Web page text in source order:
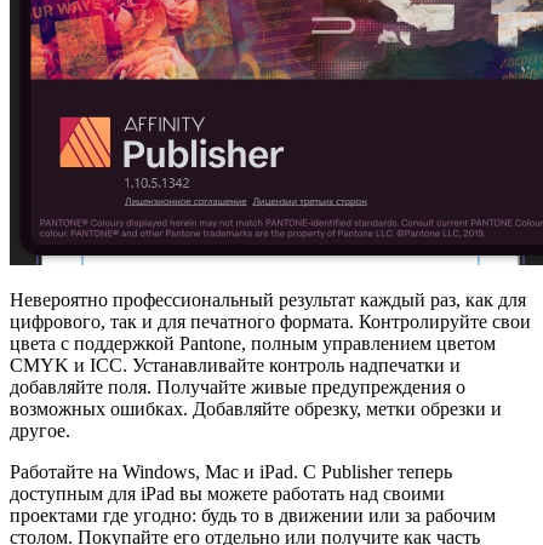
Невероятно профессиональный результат каждый раз, как для
цифрового, так и для печатного формата. Контролируйте свои
цвета с поддержкой Pantone, полным управлением цветом
CMYK и ICC. Устанавливайте контроль надпечатки и
добавляйте поля. Получайте живые предупреждения о
возможных ошибках. Добавляйте обрезку, метки обрезки и
другое.
Работайте на Windows, Mac и iPad. С Publisher теперь
доступным для iPad вы можете работать над своими
проектами где угодно: будь то в движении или за рабочим
столом. Покупайте его отдельно или получите как часть